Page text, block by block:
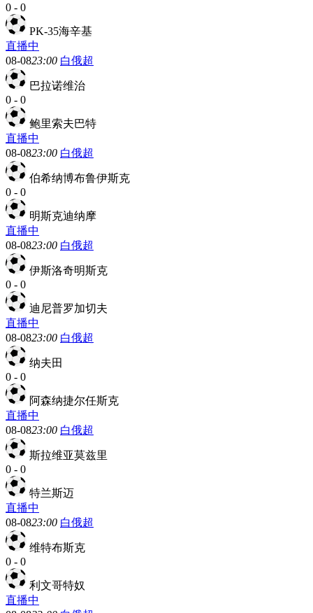
0 - 0
PK-35海辛基
直播中
08-0823:00 白俄超
巴拉诺维治
0 - 0
鲍里索夫巴特
直播中
08-0823:00 白俄超
伯希纳博布鲁伊斯克
0 - 0
明斯克迪纳摩
直播中
08-0823:00 白俄超
伊斯洛奇明斯克
0 - 0
迪尼普罗加切夫
直播中
08-0823:00 白俄超
纳夫田
0 - 0
阿森纳捷尔任斯克
直播中
08-0823:00 白俄超
斯拉维亚莫兹里
0 - 0
特兰斯迈
直播中
08-0823:00 白俄超
维特布斯克
0 - 0
利文哥特奴
直播中